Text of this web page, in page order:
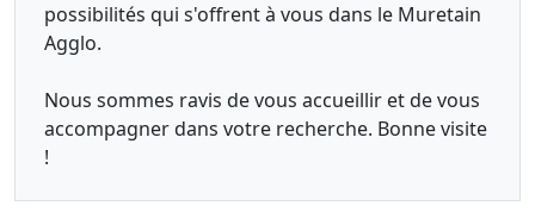
possibilités qui s'offrent à vous dans le Muretain
Agglo.
Nous sommes ravis de vous accueillir et de vous
accompagner dans votre recherche. Bonne visite
!